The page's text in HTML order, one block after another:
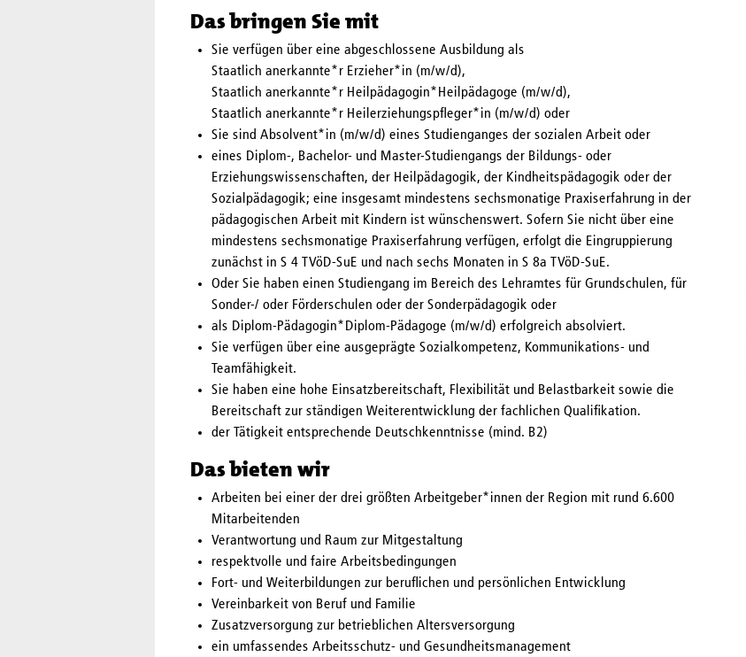
Das bringen Sie mit
Sie verfügen über eine abgeschlossene Ausbildung als
Staatlich anerkannte*r Erzieher*in (m/w/d),
Staatlich anerkannte*r Heilpädagogin*Heilpädagoge (m/w/d),
Staatlich anerkannte*r Heilerziehungspfleger*in (m/w/d) oder
Sie sind Absolvent*in (m/w/d) eines Studienganges der sozialen Arbeit oder
eines Diplom-, Bachelor- und Master-Studiengangs der Bildungs- oder
Erziehungswissenschaften, der Heilpädagogik, der Kindheitspädagogik oder der
Sozialpädagogik; eine insgesamt mindestens sechsmonatige Praxiserfahrung in der
pädagogischen Arbeit mit Kindern ist wünschenswert. Sofern Sie nicht über eine
mindestens sechsmonatige Praxiserfahrung verfügen, erfolgt die Eingruppierung
zunächst in S 4 TVöD-SuE und nach sechs Monaten in S 8a TVöD-SuE.
Oder Sie haben einen Studiengang im Bereich des Lehramtes für Grundschulen, für
Sonder-/ oder Förderschulen oder der Sonderpädagogik oder
als Diplom-Pädagogin*Diplom-Pädagoge (m/w/d) erfolgreich absolviert.
Sie verfügen über eine ausgeprägte Sozialkompetenz, Kommunikations- und
Teamfähigkeit.
Sie haben eine hohe Einsatzbereitschaft, Flexibilität und Belastbarkeit sowie die
Bereitschaft zur ständigen Weiterentwicklung der fachlichen Qualifikation.
der Tätigkeit entsprechende Deutschkenntnisse (mind. B2)
Das bieten wir
Arbeiten bei einer der drei größten Arbeitgeber*innen der Region mit rund 6.600
Mitarbeitenden
Verantwortung und Raum zur Mitgestaltung
respektvolle und faire Arbeitsbedingungen
Fort- und Weiterbildungen zur beruflichen und persönlichen Entwicklung
Vereinbarkeit von Beruf und Familie
Zusatzversorgung zur betrieblichen Altersversorgung
ein umfassendes Arbeitsschutz- und Gesundheitsmanagement